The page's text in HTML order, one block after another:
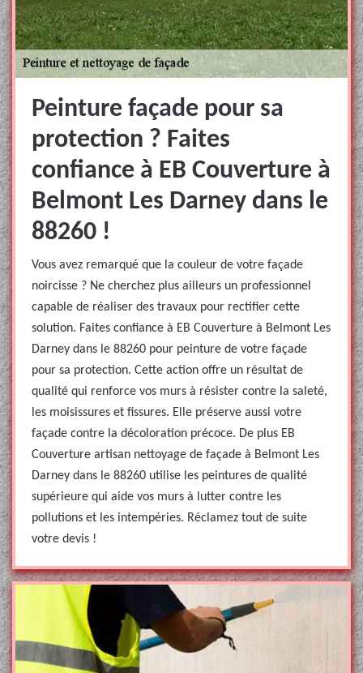
Peinture façade pour sa
protection ? Faites
confiance à EB Couverture à
Belmont Les Darney dans le
88260 !
Vous avez remarqué que la couleur de votre façade
noircisse ? Ne cherchez plus ailleurs un professionnel
capable de réaliser des travaux pour rectifier cette
solution. Faites confiance à EB Couverture à Belmont Les
Darney dans le 88260 pour peinture de votre façade
pour sa protection. Cette action offre un résultat de
qualité qui renforce vos murs à résister contre la saleté,
les moisissures et fissures. Elle préserve aussi votre
façade contre la décoloration précoce. De plus EB
Couverture artisan nettoyage de façade à Belmont Les
Darney dans le 88260 utilise les peintures de qualité
supérieure qui aide vos murs à lutter contre les
pollutions et les intempéries. Réclamez tout de suite
votre devis !